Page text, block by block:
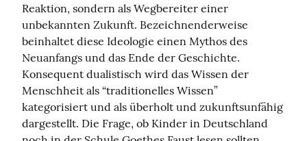
Reaktion, sondern als Wegbereiter einer
unbekannten Zukunft. Bezeichnenderweise
beinhaltet diese Ideologie einen Mythos des
Neuanfangs und das Ende der Geschichte.
Konsequent dualistisch wird das Wissen der
Menschheit als “traditionelles Wissen”
kategorisiert und als überholt und zukunftsunfähig
dargestellt. Die Frage, ob Kinder in Deutschland